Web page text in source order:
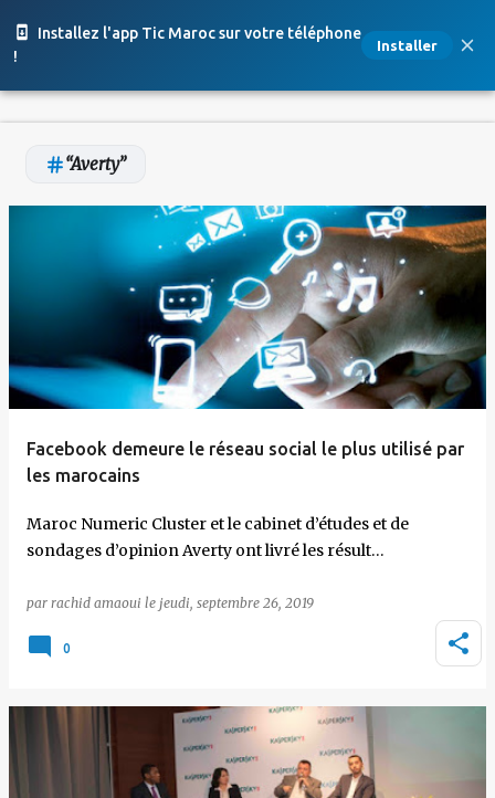
Installez l'app Tic Maroc sur votre téléphone
!
Installer
Accéder au contenu principal
Averty
c
Facebook demeure le réseau social le plus utilisé par
les marocains
Maroc Numeric Cluster et le cabinet d’études et de
sondages d’opinion Averty ont livré les résult…
par rachid amaoui le jeudi, septembre 26, 2019
0